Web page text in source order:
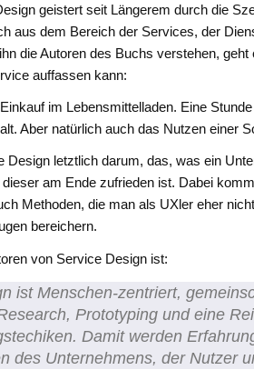
geistert seit Längerem durch die
aus dem Bereich der Services, der
die Autoren des Buchs verstehen,
auffassen kann:
im Lebensmittelladen. Eine
Aber natürlich auch das Nutzen einer
Design letztlich darum, das, was ein
am Ende zufrieden ist. Dabei
Methoden, die man als UXler eher
bereichern.
von Service Design ist:
ist Menschen-zentriert,
Prototyping und eine
Damit werden
des Unternehmens, der Nutzer